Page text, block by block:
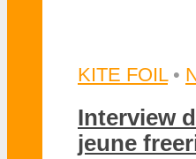
KITE FOIL •
Interview
jeune